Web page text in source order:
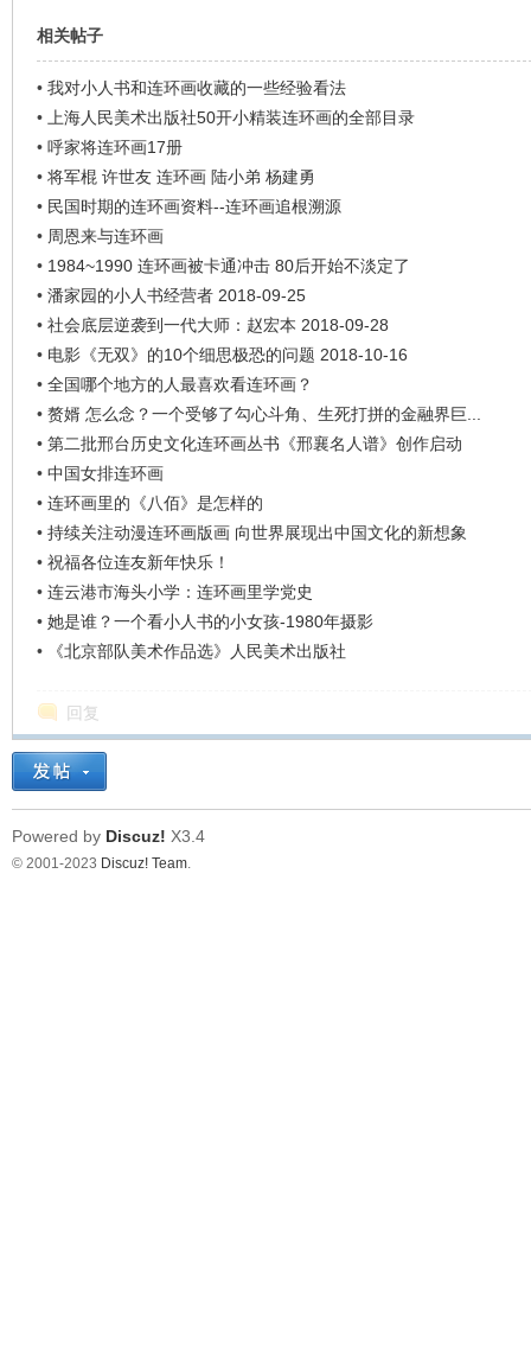
相关帖子
• 我对小人书和连环画收藏的一些经验看法
•
上海人民美术出版社50开小精装连环画的全部目录
• 呼家将连环画17册
• 将军棍 许世友 连环画 陆小弟 杨建勇
• 民国时期的连环画资料--连环画追根溯源
• 周恩来与连环画
• 1984~1990 连环画被卡通冲击 80后开始不淡定了
• 潘家园的小人书经营者 2018-09-25
• 社会底层逆袭到一代大师：赵宏本 2018-09-28
• 电影《无双》的10个细思极恐的问题 2018-10-16
• 全国哪个地方的人最喜欢看连环画？
• 赘婿 怎么念？一个受够了勾心斗角、生死打拼的金融界巨...
• 第二批邢台历史文化连环画丛书《邢襄名人谱》创作启动
• 中国女排连环画
• 连环画里的《八佰》是怎样的
• 持续关注动漫连环画版画 向世界展现出中国文化的新想象
• 祝福各位连友新年快乐！
• 连云港市海头小学：连环画里学党史
• 她是谁？一个看小人书的小女孩-1980年摄影
•
《北京部队美术作品选》人民美术出版社
回复
Powered by Discuz! X3.4
© 2001-2023 Discuz! Team.